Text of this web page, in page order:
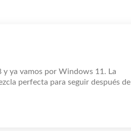
ya vamos por Windows 11. La
perfecta para seguir después de